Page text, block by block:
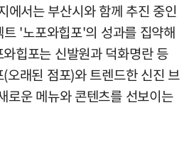
에서는 부산시와 함께 추진 중인
'노포와힙포'의 성과를 집약해
힙포는 신발원과 덕화명란 등
오래된 점포)와 트렌드한 신진 브
로운 메뉴와 콘텐츠를 선보이는